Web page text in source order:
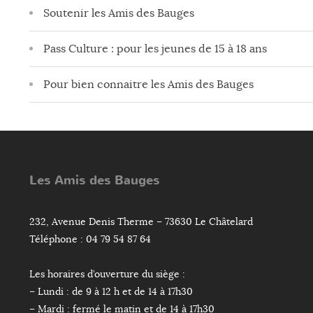
Soutenir les Amis des Bauges
Pass Culture : pour les jeunes de 15 à 18 ans
Pour bien connaitre les Amis des Bauges
Les Amis des Bauges
232, Avenue Denis Therme – 73630 Le Châtelard
Téléphone : 04 79 54 87 64
Les horaires d’ouverture du siège :
– Lundi : de 9 à 12 h et de 14 à 17h30
– Mardi : fermé le matin et de 14 à 17h30